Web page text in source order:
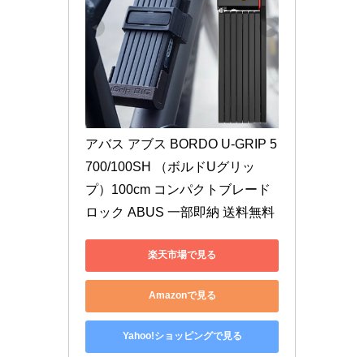
アバス アブス BORDO U-GRIP 5
700/100SH （ボルドUグリッ
プ）100cm コンパクトブレード
ロック ABUS 一部即納 送料無料
楽天市場で見る
Amazonで見る
Yahoo!ショッピングで見る